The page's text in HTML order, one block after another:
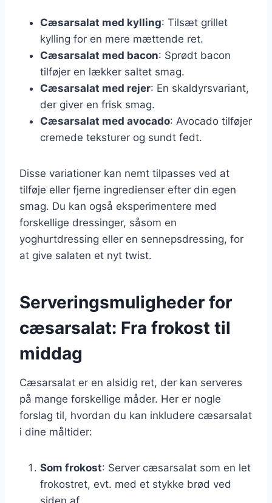
Cæsarsalat med kylling: Tilsæt grillet
kylling for en mere mættende ret.
Cæsarsalat med bacon: Sprødt bacon
tilføjer en lækker saltet smag.
Cæsarsalat med rejer: En skaldyrsvariant,
der giver en frisk smag.
Cæsarsalat med avocado: Avocado tilføjer
cremede teksturer og sundt fedt.
Disse variationer kan nemt tilpasses ved at
tilføje eller fjerne ingredienser efter din egen
smag. Du kan også eksperimentere med
forskellige dressinger, såsom en
yoghurtdressing eller en sennepsdressing, for
at give salaten et nyt twist.
Serveringsmuligheder for
cæsarsalat: Fra frokost til
middag
Cæsarsalat er en alsidig ret, der kan serveres
på mange forskellige måder. Her er nogle
forslag til, hvordan du kan inkludere cæsarsalat
i dine måltider:
Som frokost: Server cæsarsalat som en let
frokostret, evt. med et stykke brød ved
siden af.